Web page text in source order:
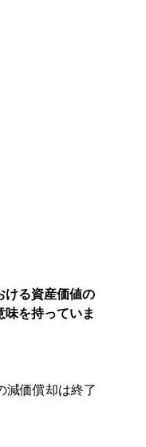
ける資産価値の
味を持っていま
減価償却は終了